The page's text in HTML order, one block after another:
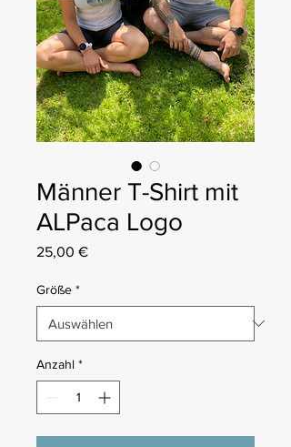
Männer T-Shirt mit
ALPaca Logo
25,00 €Preis
Größe *
Anzahl *